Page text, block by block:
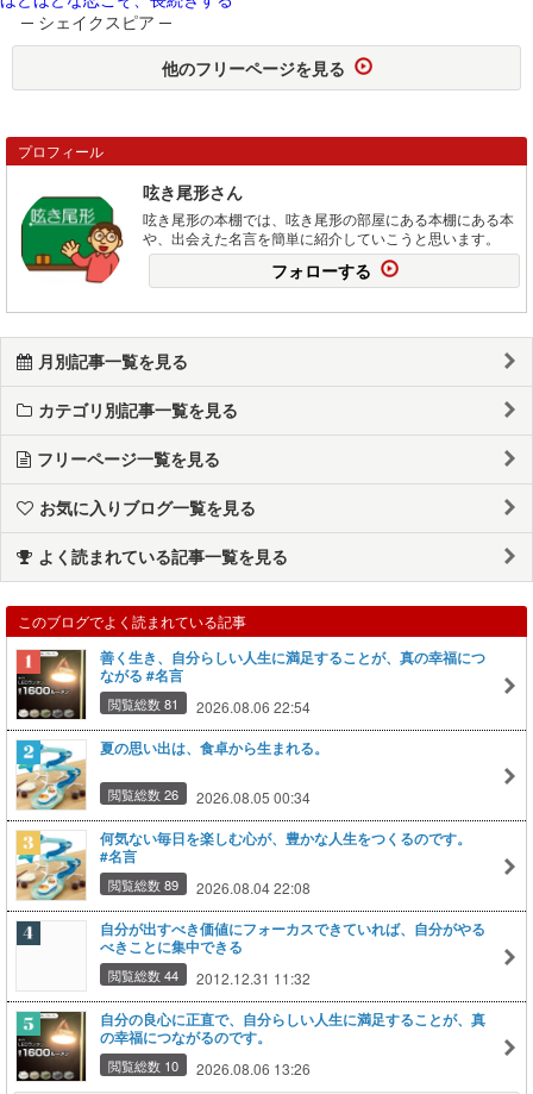
─ シェイクスピア ─
他のフリーページを見る
プロフィール
呟き尾形さん
呟き尾形の本棚では、呟き尾形の部屋にある本棚にある本
や、出会えた名言を簡単に紹介していこうと思います。
フォローする
月別記事一覧を見る
カテゴリ別記事一覧を見る
フリーページ一覧を見る
お気に入りブログ一覧を見る
よく読まれている記事一覧を見る
このブログでよく読まれている記事
善く生き、自分らしい人生に満足することが、真の幸福につ
ながる #名言
閲覧総数 81 2026.08.06 22:54
夏の思い出は、食卓から生まれる。
閲覧総数 26 2026.08.05 00:34
何気ない毎日を楽しむ心が、豊かな人生をつくるのです。
#名言
閲覧総数 89 2026.08.04 22:08
自分が出すべき価値にフォーカスできていれば、自分がやる
べきことに集中できる
閲覧総数 44 2012.12.31 11:32
自分の良心に正直で、自分らしい人生に満足することが、真
の幸福につながるのです。
閲覧総数 10 2026.08.06 13:26